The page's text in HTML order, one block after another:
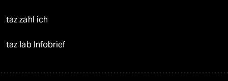
taz zahl ich
taz lab Infobrief